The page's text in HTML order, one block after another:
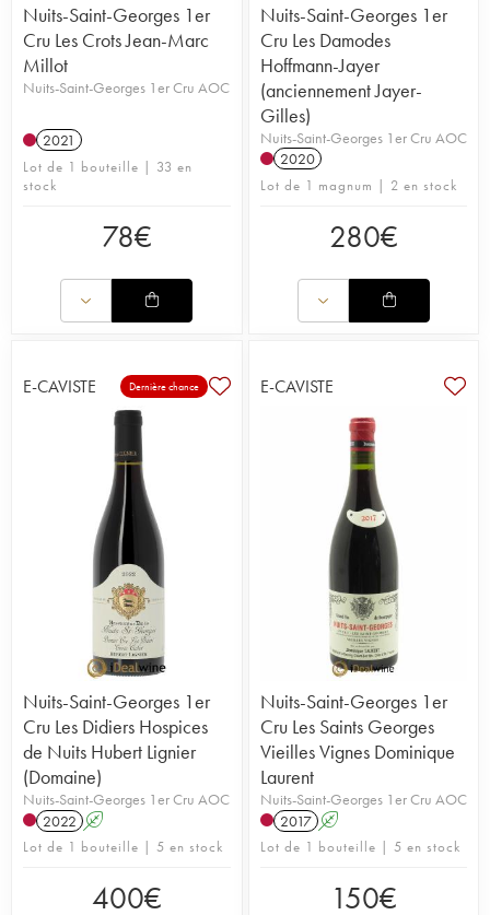
Nuits-Saint-Georges 1er
Cru Les Crots Jean-Marc
Millot
Nuits-Saint-Georges 1er Cru AOC
2021
Lot de 1 bouteille | 33 en
stock
78€
Nuits-Saint-Georges 1er
Cru Les Damodes
Hoffmann-Jayer
(anciennement Jayer-
Gilles)
Nuits-Saint-Georges 1er Cru AOC
2020
Lot de 1 magnum | 2 en stock
280€
E-CAVISTE Dernière chance
Nuits-Saint-Georges 1er
Cru Les Didiers Hospices
de Nuits Hubert Lignier
(Domaine)
Nuits-Saint-Georges 1er Cru AOC
2022 A
Lot de 1 bouteille | 5 en stock
400€
E-CAVISTE
Nuits-Saint-Georges 1er
Cru Les Saints Georges
Vieilles Vignes Dominique
Laurent
Nuits-Saint-Georges 1er Cru AOC
2017 A
Lot de 1 bouteille | 5 en stock
150€